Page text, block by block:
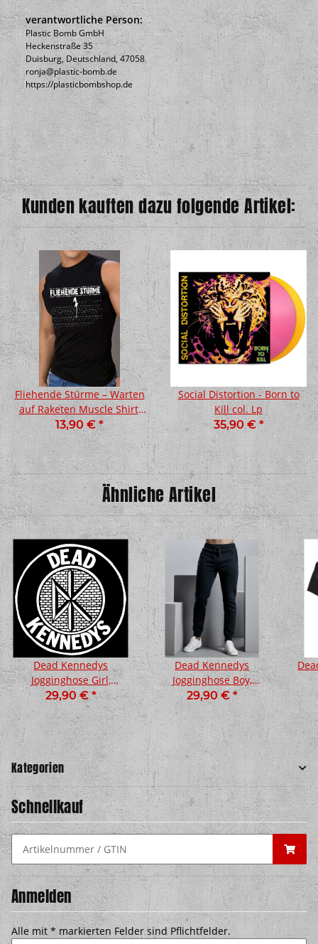
verantwortliche Person:
Plastic Bomb GmbH
Heckenstraße 35
Duisburg, Deutschland, 47058
ronja@plastic-bomb.de
https://plasticbombshop.de
Kunden kauften dazu folgende Artikel:
Fliehende Stürme – Warten
auf Raketen Muscle Shirt,
schwarz m
13,90 €*
Social Distortion - Born to
Kill col. Lp
35,90 € *
Ähnliche Artikel
Dead Kennedys
Jogginghose Girl,
schwarz
29,90 €*
Dead Kennedys
Jogginghose Boy,
schwarz
29,90 €*
Kategorien
Schnellkauf
Anmelden
Alle mit * markierten Felder sind Pflichtfelder.